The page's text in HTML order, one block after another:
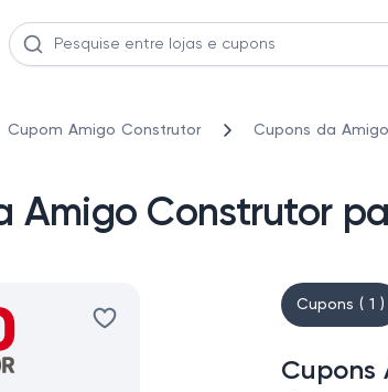
Cupom Amigo Construtor Cupons da
Amigo Construtor
Cupons ( 1 )
Cupons